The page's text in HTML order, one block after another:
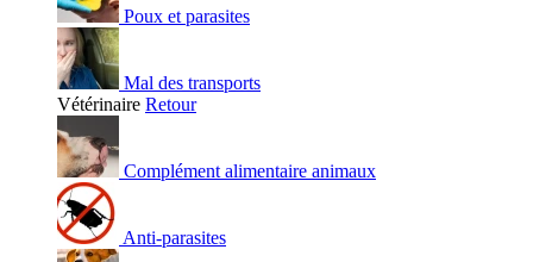
Poux et parasites
Mal des transports
Vétérinaire Retour
Complément alimentaire animaux
Anti-parasites